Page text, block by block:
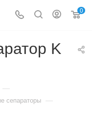
0
K
—
сепараторы —